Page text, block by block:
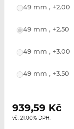
49 mm , +2.00
49 mm , +2.50
49 mm , +3.00
49 mm , +3.50
939,59 Kč
vč. 21.00% DPH.